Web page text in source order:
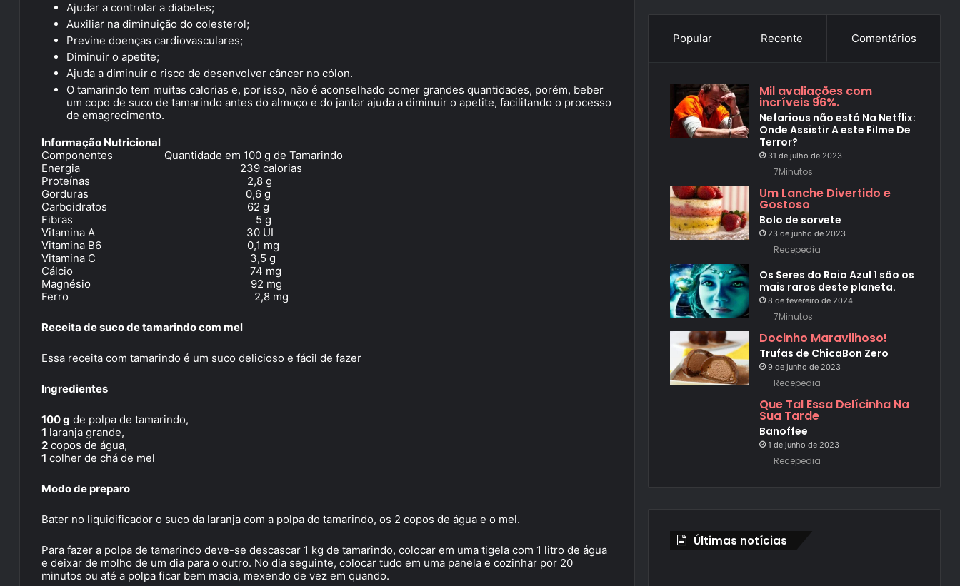
Ajudar a controlar a diabetes;
Auxiliar na diminuição do colesterol;
Previne doenças cardiovasculares;
Diminuir o apetite;
Ajuda a diminuir o risco de desenvolver câncer no cólon.
O tamarindo tem muitas calorias e, por isso, não é aconselhado comer grandes quantidades, porém, beber
um copo de suco de tamarindo antes do almoço e do jantar ajuda a diminuir o apetite, facilitando o processo
de emagrecimento.
Informação Nutricional
Componentes Quantidade em 100 g de Tamarindo
Energia 239 calorias
Proteínas 2,8 g
Gorduras 0,6 g
Carboidratos 62 g
Fibras 5 g
Vitamina A 30 UI
Vitamina B6 0,1 mg
Vitamina C 3,5 g
Cálcio 74 mg
Magnésio 92 mg
Ferro 2,8 mg
Receita de suco de tamarindo com mel
Essa receita com tamarindo é um suco delicioso e fácil de fazer
Ingredientes
100 g de polpa de tamarindo,
1 laranja grande,
2 copos de água,
1 colher de chá de mel
Modo de preparo
Bater no liquidificador o suco da laranja com a polpa do tamarindo, os 2 copos de água e o mel.
Para fazer a polpa de tamarindo deve-se descascar 1 kg de tamarindo, colocar em uma tigela com 1 litro de água
e deixar de molho de um dia para o outro. No dia seguinte, colocar tudo em uma panela e cozinhar por 20
minutos ou até a polpa ficar bem macia, mexendo de vez em quando.
Popular Recente Comentários
Mil avaliações com
incríveis 96%.
Nefarious não está Na Netflix:
Onde Assistir A este Filme De
Terror?
31 de julho de 2023
7Minutos
Um Lanche Divertido e
Gostoso
Bolo de sorvete
23 de junho de 2023
Recepedia
Os Seres do Raio Azul 1 são os
mais raros deste planeta.
8 de fevereiro de 2024
7Minutos
Docinho Maravilhoso!
Trufas de ChicaBon Zero
9 de junho de 2023
Recepedia
Que Tal Essa Delícinha Na
Sua Tarde
Banoffee
1 de junho de 2023
Recepedia
Últimas notícias